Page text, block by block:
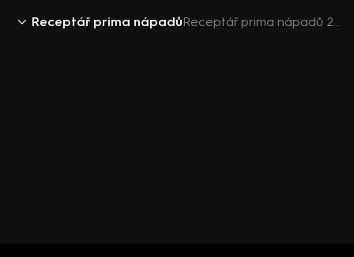
Receptář prima nápadů Receptář prima nápadů 2018 (26): Kaštan jedlý pěstování